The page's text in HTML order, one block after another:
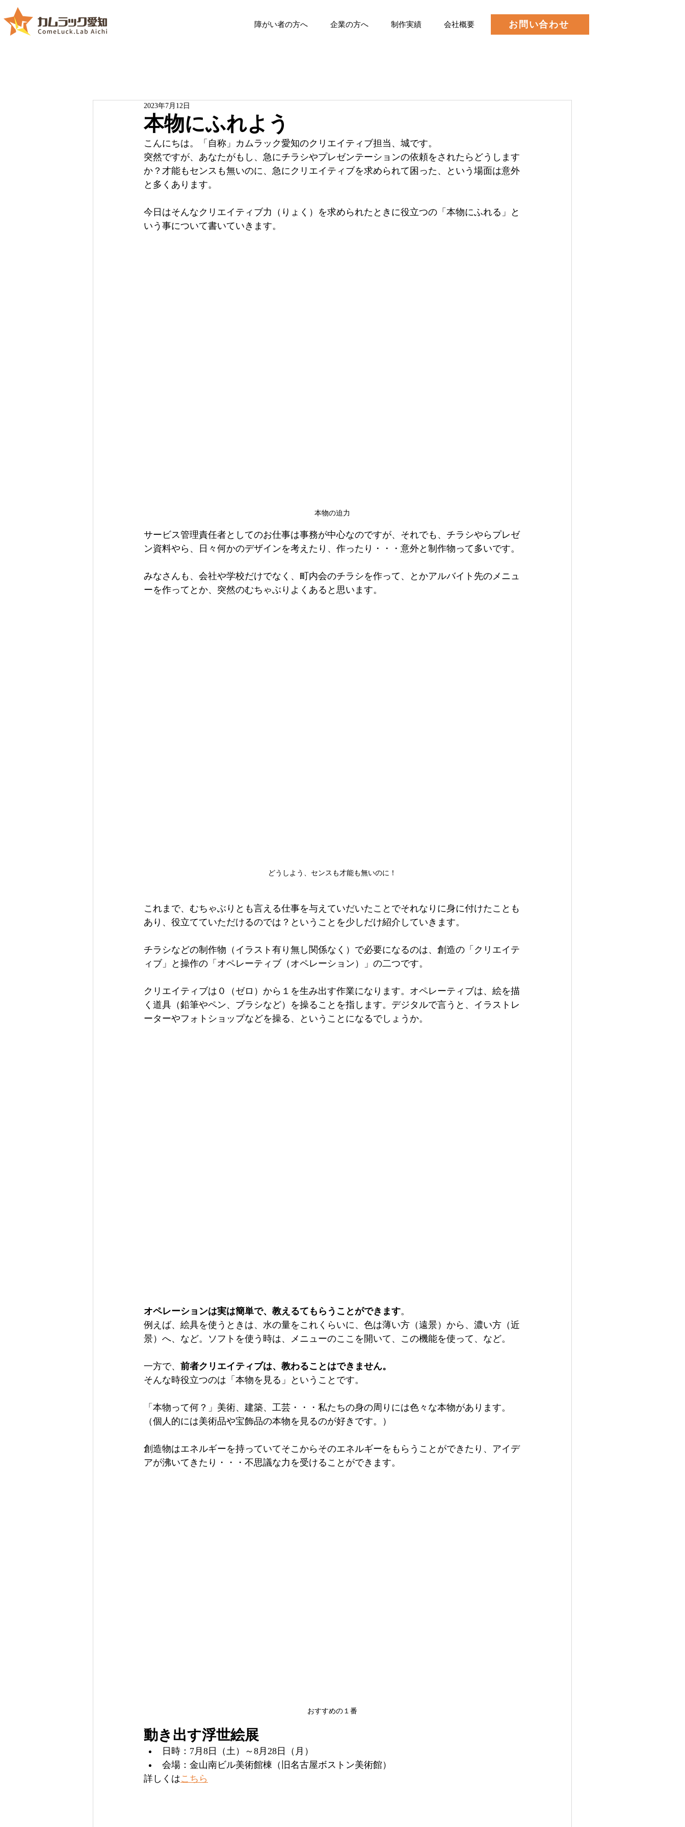
障がい者の方へ 企業の方へ 制作実績 会社概要 お問い合わせ
本物にふれよう
2023年7月12日
こんにちは。「自称」カムラック愛知のクリエイティブ担当、城です。
突然ですが、あなたがもし、急にチラシやプレゼンテーションの依頼をされたらどうします
か？才能もセンスも無いのに、急にクリエイティブを求められて困った、という場面は意外
と多くあります。
今日はそんなクリエイティブ力（りょく）を求められたときに役立つの「本物にふれる」と
いう事について書いていきます。
本物の迫力
サービス管理責任者としてのお仕事は事務が中心なのですが、それでも、チラシやらプレゼ
ン資料やら、日々何かのデザインを考えたり、作ったり・・・意外と制作物って多いです。
みなさんも、会社や学校だけでなく、町内会のチラシを作って、とかアルバイト先のメニュ
ーを作ってとか、突然のむちゃぶりよくあると思います。
どうしよう、センスも才能も無いのに！
これまで、むちゃぶりとも言える仕事を与えていだいたことでそれなりに身に付けたことも
あり、役立てていただけるのでは？ということを少しだけ紹介していきます。
チラシなどの制作物（イラスト有り無し関係なく）で必要になるのは、創造の「クリエイテ
ィブ」と操作の「オペレーティブ（オペレーション）」の二つです。
クリエイティブは０（ゼロ）から１を生み出す作業になります。オペレーティブは、絵を描
く道具（鉛筆やペン、ブラシなど）を操ることを指します。デジタルで言うと、イラストレ
ーターやフォトショップなどを操る、ということになるでしょうか。
オペレーションは実は簡単で、教えるてもらうことができます。
例えば、絵具を使うときは、水の量をこれくらいに、色は薄い方（遠景）から、濃い方（近
景）へ、など。ソフトを使う時は、メニューのここを開いて、この機能を使って、など。
一方で、 前者クリエイティブは、教わることはできません。
そんな時役立つのは「本物を見る」ということです。
「本物って何？」美術、建築、工芸・・・私たちの身の周りには色々な本物があります。
（個人的には美術品や宝飾品の本物を見るのが好きです。）
創造物はエネルギーを持っていてそこからそのエネルギーをもらうことができたり、アイデ
アが沸いてきたり・・・不思議な力を受けることができます。
おすすめの１番
動き出す浮世絵展
日時：7月8日（土）～8月28日（月）
会場：金山南ビル美術館棟（旧名古屋ボストン美術館）
詳しくはこちら